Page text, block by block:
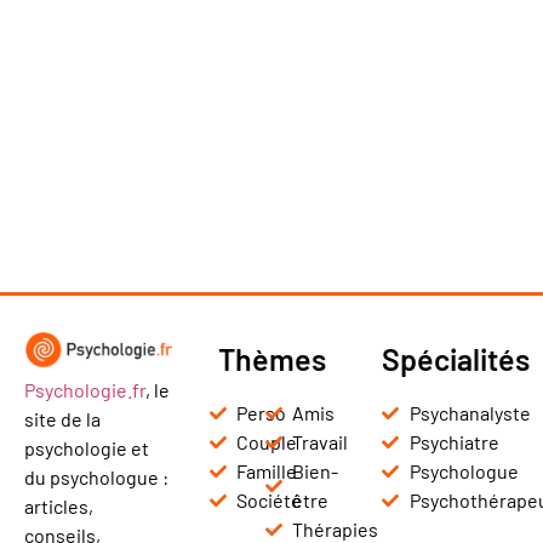
Psychologie.fr, le
site de la
psychologie et
du psychologue :
articles,
conseils,
Thèmes
Perso
Couple
Famille
Société
Amis
Travail
Bien-
être
Thérapies
Spécialités
Psychanalyste
Psychiatre
Psychologue